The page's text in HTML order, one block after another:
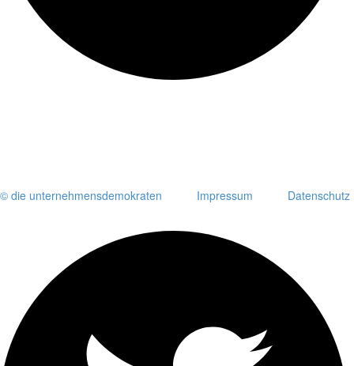
© die unternehmensdemokraten Impressum Datenschutz